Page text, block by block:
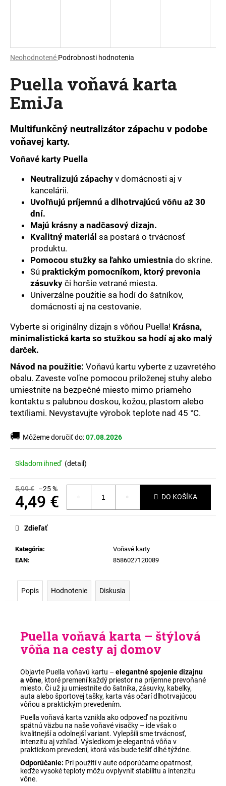
Priemerné
je
0,0
hviezdičiek.
Neohodnotené Podrobnosti hodnotenia
Puella voňavá karta
EmiJa
Multifunkčný neutralizátor zápachu v podobe
voňavej karty.
Voňavé karty Puella
Neutralizujú zápachy v domácnosti aj v
kancelárii.
Uvoľňujú príjemnú a dlhotrvajúcú vôňu až 30
dní.
Majú krásny a nadčasový dizajn.
Kvalitný materiál sa postará o trvácnosť
produktu.
Pomocou stužky sa ľahko umiestnia do skrine.
Sú praktickým pomocníkom, ktorý prevonia
zásuvky či horšie vetrané miesta.
Univerzálne použitie sa hodí do šatníkov,
domácnosti aj na cestovanie.
Vyberte si originálny dizajn s vôňou Puella! Krásna,
minimalistická karta so stužkou sa hodí aj ako malý
darček.
Návod na použitie: Voňavú kartu vyberte z uzavretého
obalu. Zaveste voľne pomocou priloženej stuhy alebo
umiestnite na bezpečné miesto mimo priameho
kontaktu s palubnou doskou, kožou, plastom alebo
textíliami. Nevystavujte výrobok teplote nad 45 °C.
🚚 Môžeme doručiť do:07.08.2026
Skladom ihneď (detail)
5,99 € –25 %
4,49 €
Jednotková
cena:
DO KOŠÍKA
Kategória:
Voňavé karty
EAN: 8586027120089
Zdieľať
Popis Hodnotenie Diskusia
Puella voňavá karta – štýlová
vôňa na cesty aj domov
Objavte Puella voňavú kartu – elegantné spojenie dizajnu
a vône, ktoré premení každý priestor na príjemne prevoňané
miesto. Či už ju umiestnite do šatníka, zásuvky, kabelky,
auta alebo športovej tašky, karta vás očarí dlhotrvajúcou
vôňou a praktickým prevedením.
Puella voňavá karta vznikla ako odpoveď na pozitívnu
spätnú väzbu na naše voňavé visačky – ide však o
kvalitnejší a odolnejší variant. Vylepšili sme trvácnosť,
intenzitu aj vzhľad. Výsledkom je elegantná vôňa v
praktickom prevedení, ktorá vás bude tešiť dlhé týždne.
Odporúčanie: Pri použití v aute odporúčame opatrnosť,
keďže vysoké teploty môžu ovplyvniť stabilitu a intenzitu
vône.
ť
?
O